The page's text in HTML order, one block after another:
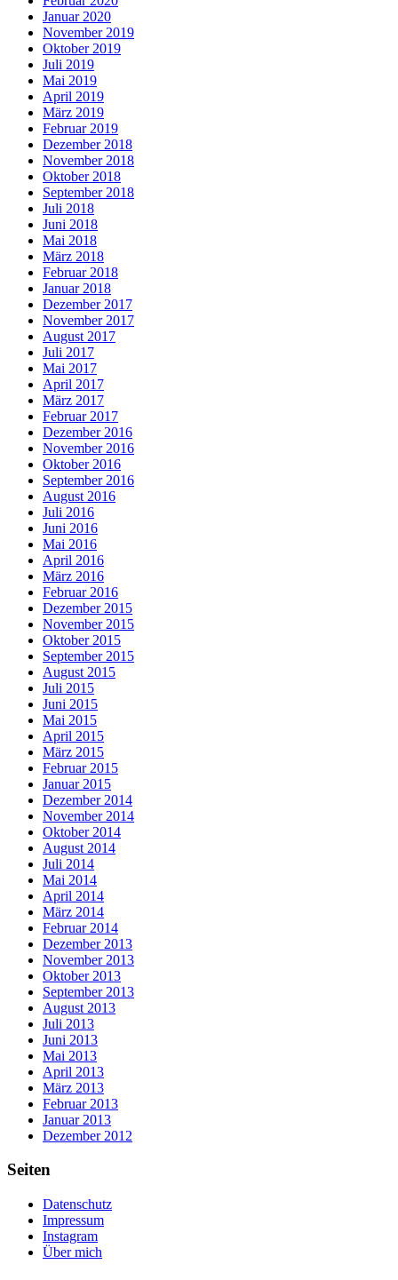
Januar 2020
November 2019
Oktober 2019
Juli 2019
Mai 2019
April 2019
März 2019
Februar 2019
Dezember 2018
November 2018
Oktober 2018
September 2018
Juli 2018
Juni 2018
Mai 2018
März 2018
Februar 2018
Januar 2018
Dezember 2017
November 2017
August 2017
Juli 2017
Mai 2017
April 2017
März 2017
Februar 2017
Dezember 2016
November 2016
Oktober 2016
September 2016
August 2016
Juli 2016
Juni 2016
Mai 2016
April 2016
März 2016
Februar 2016
Dezember 2015
November 2015
Oktober 2015
September 2015
August 2015
Juli 2015
Juni 2015
Mai 2015
April 2015
März 2015
Februar 2015
Januar 2015
Dezember 2014
November 2014
Oktober 2014
August 2014
Juli 2014
Mai 2014
April 2014
März 2014
Februar 2014
Dezember 2013
November 2013
Oktober 2013
September 2013
August 2013
Juli 2013
Juni 2013
Mai 2013
April 2013
März 2013
Februar 2013
Januar 2013
Dezember 2012
Seiten
Datenschutz
Impressum
Instagram
Über mich